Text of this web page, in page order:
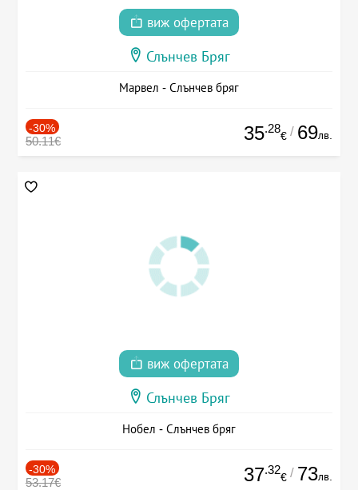
виж офертата
Слънчев Бряг
Марвел - Слънчев бряг
-30%
50.11€ 35.28
€ / 69лв.
виж офертата
Слънчев Бряг
Нобел - Слънчев бряг
-30%
53.17€ 37.32
€ / 73лв.